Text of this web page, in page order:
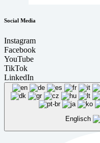
Social Media
Instagram
Facebook
YouTube
TikTok
LinkedIn
Englisch